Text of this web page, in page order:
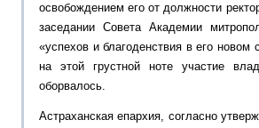
освобождением его от должности
заседании Совета Академии
«успехов и благоденствия в его
на этой грустной ноте участие
оборвалось.
Астраханская епархия, согласно